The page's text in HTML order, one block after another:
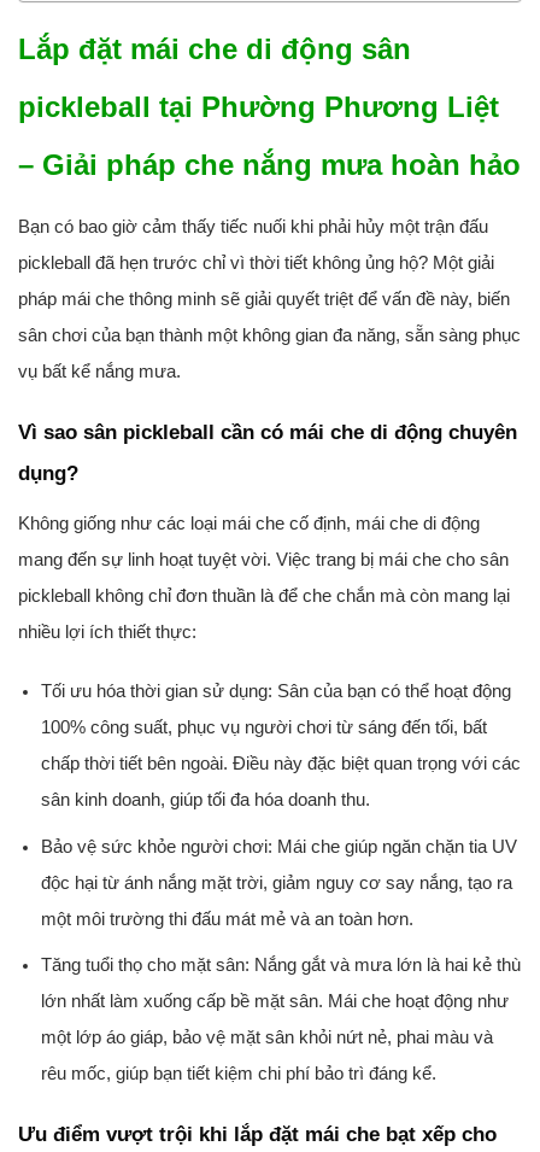
Lắp đặt mái che di động sân
pickleball tại Phường Phương Liệt
– Giải pháp che nắng mưa hoàn hảo
Bạn có bao giờ cảm thấy tiếc nuối khi phải hủy một trận đấu
pickleball đã hẹn trước chỉ vì thời tiết không ủng hộ? Một giải
pháp mái che thông minh sẽ giải quyết triệt để vấn đề này, biến
sân chơi của bạn thành một không gian đa năng, sẵn sàng phục
vụ bất kể nắng mưa.
Vì sao sân pickleball cần có mái che di động chuyên
dụng?
Không giống như các loại mái che cố định, mái che di động
mang đến sự linh hoạt tuyệt vời. Việc trang bị mái che cho sân
pickleball không chỉ đơn thuần là để che chắn mà còn mang lại
nhiều lợi ích thiết thực:
Tối ưu hóa thời gian sử dụng: Sân của bạn có thể hoạt động
100% công suất, phục vụ người chơi từ sáng đến tối, bất
chấp thời tiết bên ngoài. Điều này đặc biệt quan trọng với các
sân kinh doanh, giúp tối đa hóa doanh thu.
Bảo vệ sức khỏe người chơi: Mái che giúp ngăn chặn tia UV
độc hại từ ánh nắng mặt trời, giảm nguy cơ say nắng, tạo ra
một môi trường thi đấu mát mẻ và an toàn hơn.
Tăng tuổi thọ cho mặt sân: Nắng gắt và mưa lớn là hai kẻ thù
lớn nhất làm xuống cấp bề mặt sân. Mái che hoạt động như
một lớp áo giáp, bảo vệ mặt sân khỏi nứt nẻ, phai màu và
rêu mốc, giúp bạn tiết kiệm chi phí bảo trì đáng kể.
Ưu điểm vượt trội khi lắp đặt mái che bạt xếp cho